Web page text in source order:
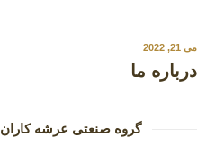
نوشته‌شده
می 21, 2022
درباره ما
گروه صنعتی عرشه کاران K.S.D(متال دک)